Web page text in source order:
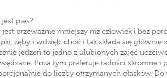
pies?
jest przeważnie mniejszy niż człowiek i bez
zęby i wdzięk, choć i tak składa się głównie
jedzeń to jedno z ulubionych zajęć
Poza tym preferuje radości skromne i
do liczby otrzymanych głasków.